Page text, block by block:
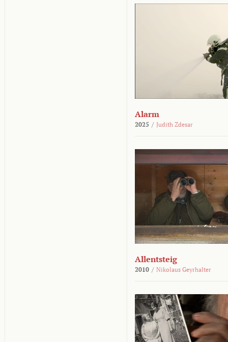
Alarm
2025 / Judith Zdesar
Allentsteig
2010 / Nikolaus Geyrhalter